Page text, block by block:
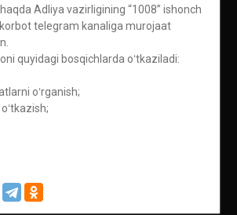
Adliya vazirligining “1008” ishonch
telegram kanaliga murojaat
quyidagi bosqichlarda oʻtkaziladi:
oʻrganish;